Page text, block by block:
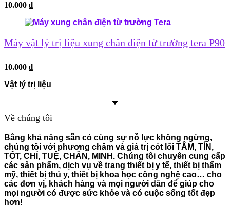
10.000 ₫
Máy vật lý trị liệu xung chân điện từ trường tera P90
10.000 ₫
Vật lý trị liệu
Về chúng tôi
Bằng khả năng sẵn có cùng sự nỗ lực không ngừng,
chúng tôi với phương châm và giá trị cót lõi TÂM, TÍN,
TỐT, CHÍ, TUỆ, CHÂN, MINH. Chúng tôi chuyên cung cấp
các sản phẩm, dịch vụ về trang thiết bị y tế, thiết bị thẩm
mỹ, thiết bị thú y, thiết bị khoa học công nghệ cao… cho
các đơn vị, khách hàng và mọi người dân để giúp cho
mọi người có được sức khỏe và có cuộc sống tốt đẹp
hơn!